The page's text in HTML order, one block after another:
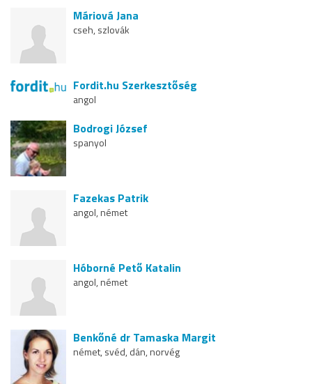
Máriová Jana
cseh, szlovák
Fordit.hu Szerkesztőség
angol
Bodrogi József
spanyol
Fazekas Patrik
angol, német
Hóborné Pető Katalin
angol, német
Benkőné dr Tamaska Margit
német, svéd, dán, norvég